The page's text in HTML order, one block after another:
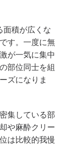
面積が広くな
す。一度に無
が一気に集中
部位同士を組
ズになりま
集している部
や麻酔クリー
は比較的我慢